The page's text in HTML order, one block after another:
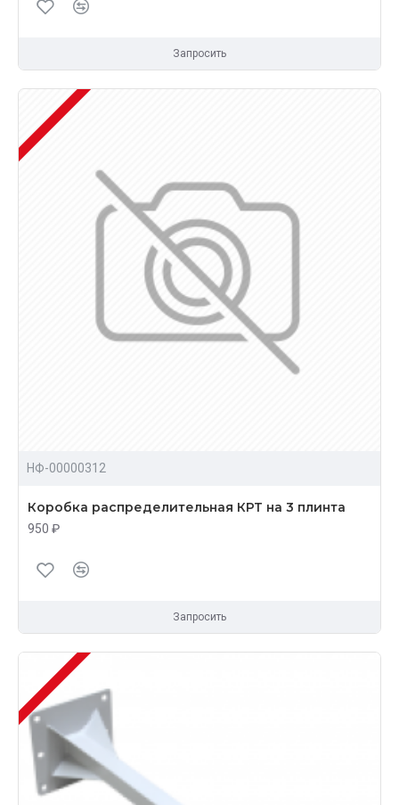
Запросить
НФ-00000312
Коробка распределительная КРТ на 3 плинта
950 ₽
Запросить